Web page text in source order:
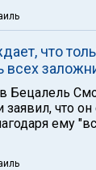
что
всех
Бецалель
заявил, что
ему